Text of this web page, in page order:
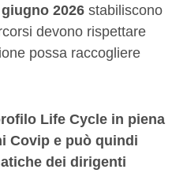
2026 stabiliscono
devono rispettare
possa raccogliere
Life Cycle in piena
Covip e può quindi
dei dirigenti